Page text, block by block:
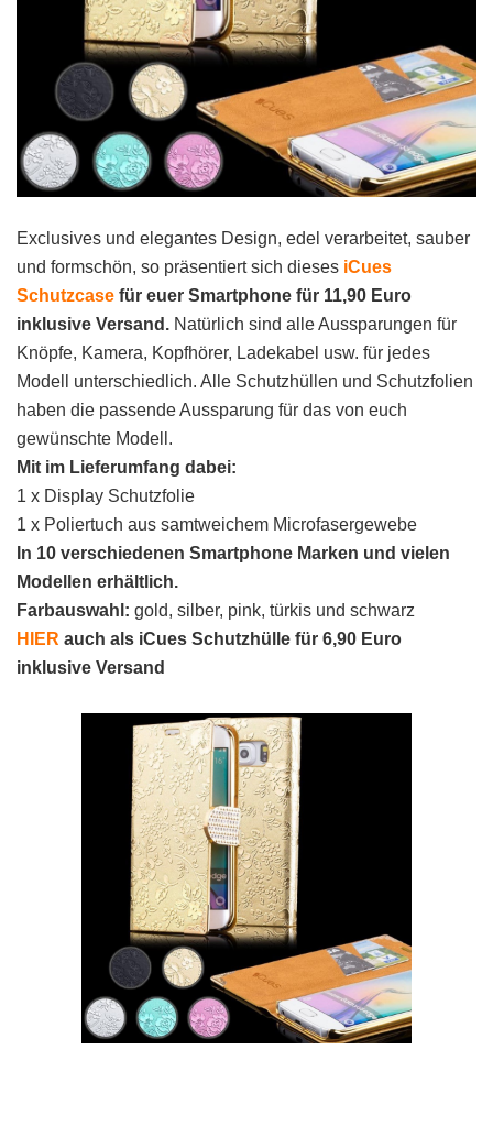
Exclusives und elegantes Design, edel verarbeitet, sauber
und formschön, so präsentiert sich dieses iCues
Schutzcase für euer Smartphone für 11,90 Euro
inklusive Versand. Natürlich sind alle Aussparungen für
Knöpfe, Kamera, Kopfhörer, Ladekabel usw. für jedes
Modell unterschiedlich. Alle Schutzhüllen und Schutzfolien
haben die passende Aussparung für das von euch
gewünschte Modell.
Mit im Lieferumfang dabei:
1 x Display Schutzfolie
1 x Poliertuch aus samtweichem Microfasergewebe
In 10 verschiedenen Smartphone Marken und vielen
Modellen erhältlich.
Farbauswahl: gold, silber, pink, türkis und schwarz
HIER auch als iCues Schutzhülle für 6,90 Euro
inklusive Versand